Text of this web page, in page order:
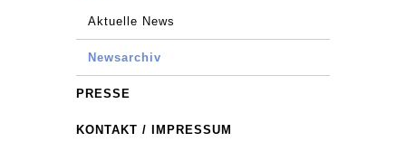
Aktuelle News
Newsarchiv
PRESSE
KONTAKT / IMPRESSUM